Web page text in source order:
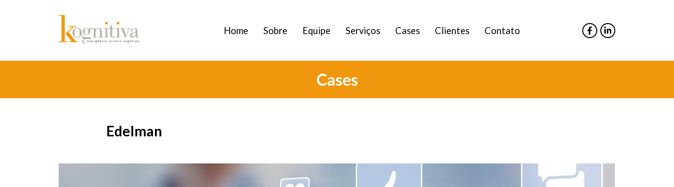
Home Sobre Equipe Serviços Cases Clientes Contato
Cases
Edelman